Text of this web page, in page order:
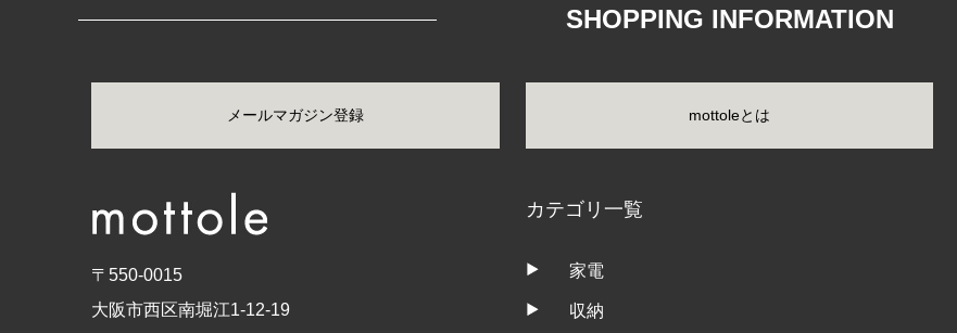
SHOPPING INFORMATION
メールマガジン登録 mottoleとは
〒550-0015
大阪市西区南堀江1-12-19
カテゴリ一覧
家電
収納